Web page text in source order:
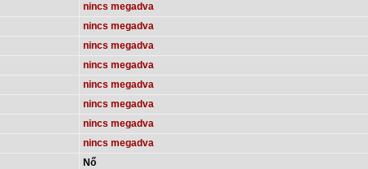
nincs megadva
nincs megadva
nincs megadva
nincs megadva
nincs megadva
nincs megadva
nincs megadva
nincs megadva
Nő